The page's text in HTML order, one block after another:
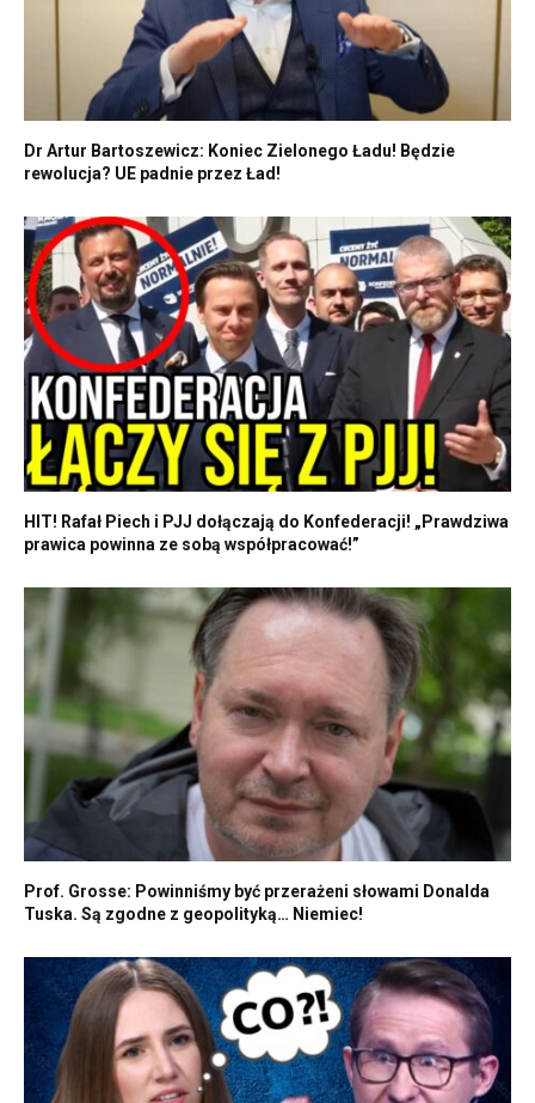
Dr Artur Bartoszewicz: Koniec Zielonego Ładu! Będzie
rewolucja? UE padnie przez Ład!
HIT! Rafał Piech i PJJ dołączają do Konfederacji! „Prawdziwa
prawica powinna ze sobą współpracować!”
Prof. Grosse: Powinniśmy być przerażeni słowami Donalda
Tuska. Są zgodne z geopolityką… Niemiec!